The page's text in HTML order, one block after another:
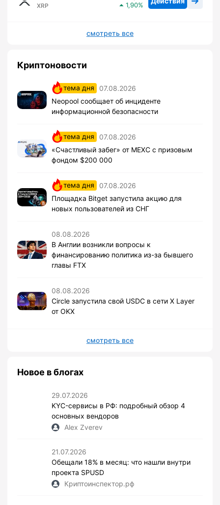
XRP
1,90
смотреть все
Криптоновости
тема дня
07.08.2026
Neopool сообщает об инциденте
информационной безопасности
тема дня
07.08.2026
«Счастливый забег» от MEXC с призовым
фондом $200 000
тема дня
07.08.2026
Площадка Bitget запустила акцию для
новых пользователей из СНГ
08.08.2026
В Англии возникли вопросы к
финансированию политика из-за бывшего
главы FTX
08.08.2026
Circle запустила свой USDC в сети X Layer
от OKX
смотреть все
Новое в блогах
29.07.2026
KYC-сервисы в РФ: подробный обзор 4
основных вендоров
Alex Zverev
21.07.2026
Обещали 18% в месяц: что нашли внутри
проекта SPUSD
Криптоинспектор.рф